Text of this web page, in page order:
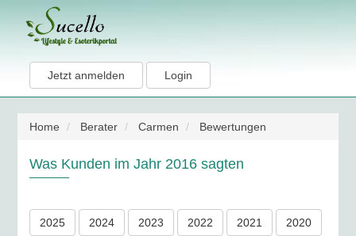
Jetzt anmelden Login
Home Berater Carmen Bewertungen
Was Kunden im Jahr 2016 sagten
2025 2024 2023 2022 2021 2020